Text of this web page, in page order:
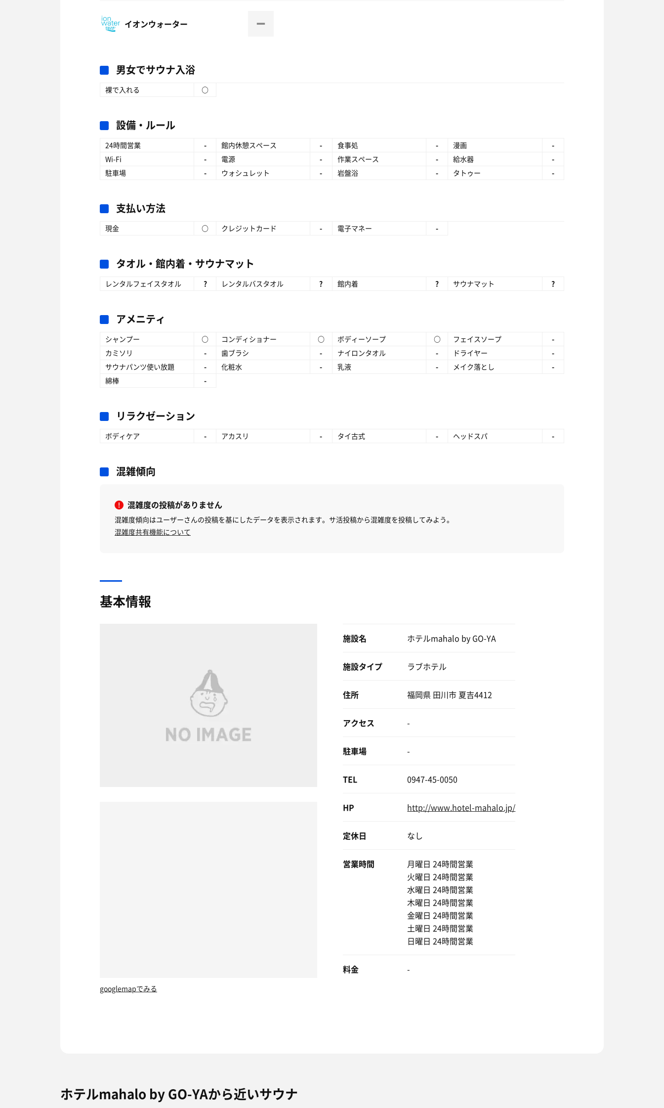
イオンウォーター
男女でサウナ入浴
裸で入れる ○
設備・ルール
24時間営業 - 館内休憩スペース - 食事処 - 漫画
-
Wi-Fi
- 電源 - 作業スペース - 給水器
-
駐車場
- ウォシュレット - 岩盤浴 - タトゥー -
支払い方法
現金 ○ クレジットカード - 電子マネー -
タオル・館内着・サウナマット
レンタルフェイスタオル ? レンタルバスタオル ? 館内着 ? サウナマット ?
アメニティ
シャンプー ○ コンディショナー ○ ボディーソープ ○ フェイスソープ
-
カミソリ
- 歯ブラシ - ナイロンタオル - ドライヤー
-
サウナパンツ使い放題
- 化粧水 - 乳液 - メイク落とし
-
綿棒
-
リラクゼーション
ボディケア - アカスリ - タイ古式 - ヘッドスパ -
混雑傾向
混雑度の投稿がありません
混雑度傾向はユーザーさんの投稿を基にしたデータを表示されます。サ活投稿から混雑度を投稿してみよう。
混雑度共有機能について
基本情報
googlemapでみる
施設名 ホテルmahalo by GO-YA
施設タイプ ラブホテル
住所 福岡県 田川市 夏吉4412
アクセス -
駐車場 -
TEL 0947-45-0050
HP http://www.hotel-mahalo.jp/
定休日 なし
営業時間
月曜日 24時間営業
火曜日 24時間営業
水曜日 24時間営業
木曜日 24時間営業
金曜日 24時間営業
土曜日 24時間営業
日曜日 24時間営業
料金 -
ホテルmahalo by GO-YAから近いサウナ